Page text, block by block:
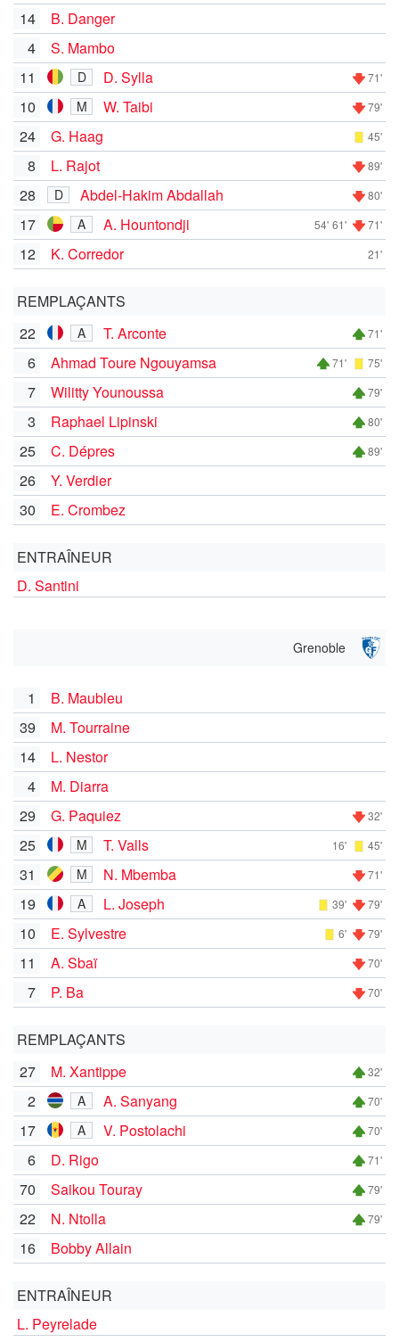
14
B. Danger
4
S. Mambo
11
D D. Sylla 71'
10 M W. Taibi 79'
24 G. Haag 45'
8 L. Rajot 89'
28 D Abdel-Hakim Abdallah 80'
17 A A. Hountondji 54' 61' 71'
12 K. Corredor 21'
REMPLAÇANTS
22
A T. Arconte 71'
6 Ahmad Toure Ngouyamsa 71' 75'
7 Wilitty Younoussa 79'
3 Raphael Lipinski 80'
25 C. Dépres 89'
26
Y. Verdier
30
E. Crombez
ENTRAÎNEUR
D. Santini
Grenoble
1
B. Maubleu
39
M. Tourraine
14
L. Nestor
4
M. Diarra
29
G. Paquiez 32'
25 M T. Valls 16' 45'
31 M N. Mbemba 71'
19 A L. Joseph 39' 79'
10 E. Sylvestre 6' 79'
11 A. Sbaï 70'
7 P. Ba 70'
REMPLAÇANTS
27
M. Xantippe 32'
2 A A. Sanyang 70'
17 A V. Postolachi 70'
6 D. Rigo 71'
70 Saikou Touray 79'
22 N. Ntolla 79'
16 Bobby Allain
ENTRAÎNEUR
L. Peyrelade